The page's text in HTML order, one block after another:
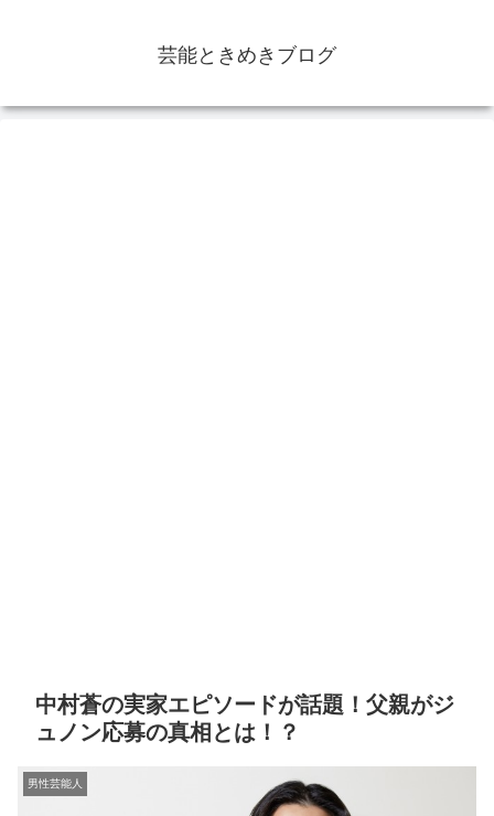
芸能ときめきブログ
中村蒼の実家エピソードが話題！父親がジ
ュノン応募の真相とは！？
男性芸能人